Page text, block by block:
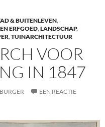
& BUITENLEVEN,
ERFGOED,LANDSCHAP,
,TUINARCHITECTUUR
VOOR
IN 1847
EEN REACTIE